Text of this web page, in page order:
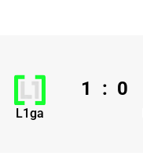
L1ga
1 : 0